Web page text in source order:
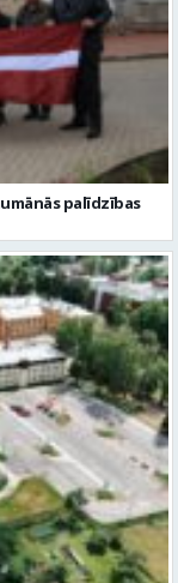
palīdzības
izbūve
Skatīt visu